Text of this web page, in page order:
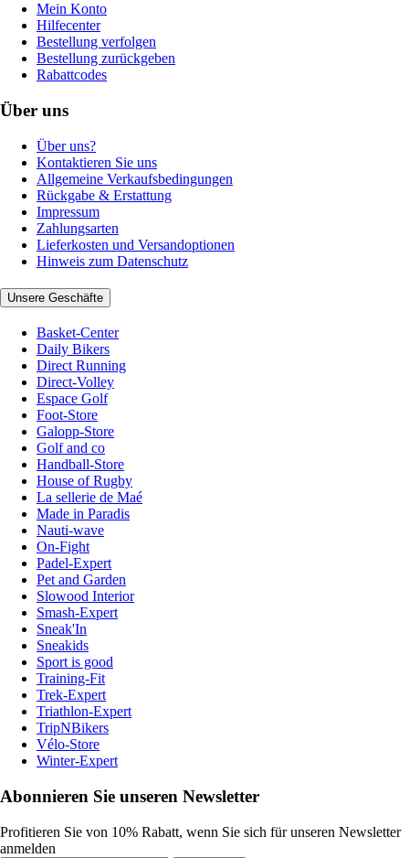
Mein Konto
Hilfecenter
Bestellung verfolgen
Bestellung zurückgeben
Rabattcodes
Über uns
Über uns?
Kontaktieren Sie uns
Allgemeine Verkaufsbedingungen
Rückgabe & Erstattung
Impressum
Zahlungsarten
Lieferkosten und Versandoptionen
Hinweis zum Datenschutz
Unsere Geschäfte
Basket-Center
Daily Bikers
Direct Running
Direct-Volley
Espace Golf
Foot-Store
Galopp-Store
Golf and co
Handball-Store
House of Rugby
La sellerie de Maé
Made in Paradis
Nauti-wave
On-Fight
Padel-Expert
Pet and Garden
Slowood Interior
Smash-Expert
Sneak'In
Sneakids
Sport is good
Training-Fit
Trek-Expert
Triathlon-Expert
TripNBikers
Vélo-Store
Winter-Expert
Abonnieren Sie unseren Newsletter
Profitieren Sie von 10% Rabatt, wenn Sie sich für unseren Newsletter
anmelden